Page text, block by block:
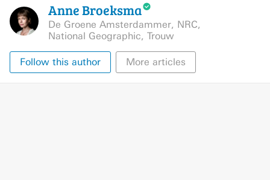
AnneBroeksma
De Groene Amsterdammer, NRC,
National Geographic, Trouw
Follow this author More articles